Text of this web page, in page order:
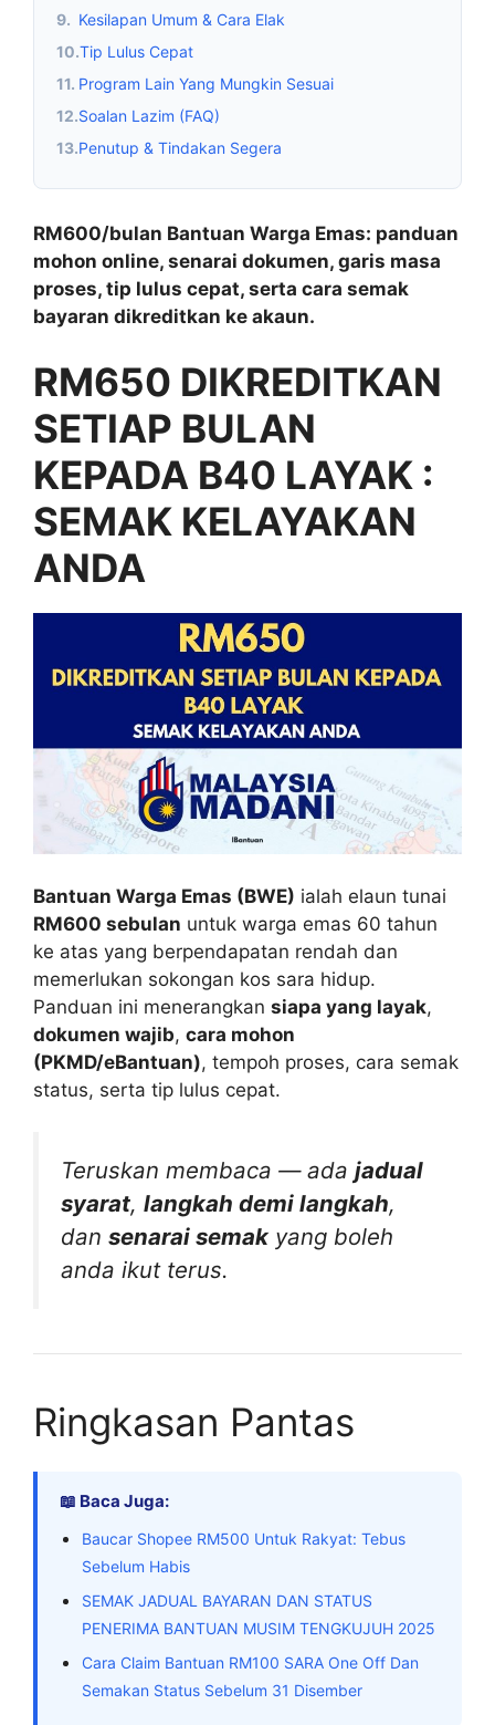
9. Kesilapan Umum & Cara Elak
10.Tip Lulus Cepat
11. Program Lain Yang Mungkin Sesuai
12.Soalan Lazim (FAQ)
13.Penutup & Tindakan Segera
RM600/bulan Bantuan Warga Emas: panduan
mohon online, senarai dokumen, garis masa
proses, tip lulus cepat, serta cara semak
bayaran dikreditkan ke akaun.
RM650 DIKREDITKAN
SETIAP BULAN
KEPADA B40 LAYAK :
SEMAK KELAYAKAN
ANDA
Bantuan Warga Emas (BWE) ialah elaun tunai
RM600 sebulan untuk warga emas 60 tahun
ke atas yang berpendapatan rendah dan
memerlukan sokongan kos sara hidup.
Panduan ini menerangkan siapa yang layak,
dokumen wajib, cara mohon
(PKMD/eBantuan), tempoh proses, cara semak
status, serta tip lulus cepat.
Teruskan membaca — ada jadual
syarat, langkah demi langkah,
dan senarai semak yang boleh
anda ikut terus.
Ringkasan Pantas
📖 Baca Juga:
Baucar Shopee RM500 Untuk Rakyat: Tebus
Sebelum Habis
SEMAK JADUAL BAYARAN DAN STATUS
PENERIMA BANTUAN MUSIM TENGKUJUH 2025
Cara Claim Bantuan RM100 SARA One Off Dan
Semakan Status Sebelum 31 Disember